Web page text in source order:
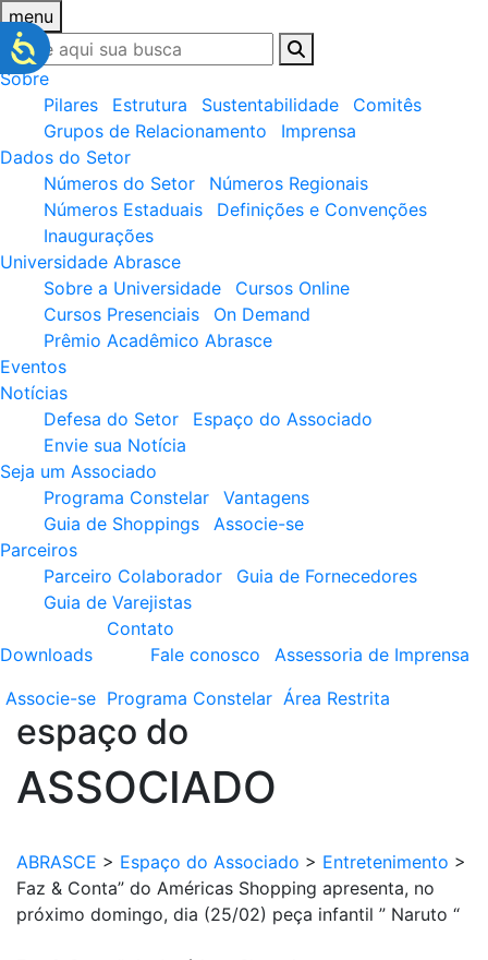
menu
Sobre
Pilares
Estrutura Sustentabilidade
Comitês
Grupos de Relacionamento
Imprensa
Dados do Setor
Números do Setor
Números Regionais
Números Estaduais
Definições e Convenções
Inaugurações
Universidade Abrasce
Sobre a Universidade
Cursos Online
Cursos Presenciais
On Demand
Prêmio Acadêmico Abrasce
Eventos
Notícias
Defesa do Setor
Espaço do Associado
Envie sua Notícia
Seja um Associado
Programa Constelar
Vantagens
Guia de Shoppings
Associe-se
Parceiros
Parceiro Colaborador
Guia de Fornecedores
Guia de Varejistas
Downloads
Contato
Fale conosco
Assessoria de Imprensa
Associe-se Programa Constelar Área Restrita
espaço do
ASSOCIADO
ABRASCE > Espaço do Associado > Entretenimento >
Faz & Conta” do Américas Shopping apresenta, no
próximo domingo, dia (25/02) peça infantil ” Naruto “